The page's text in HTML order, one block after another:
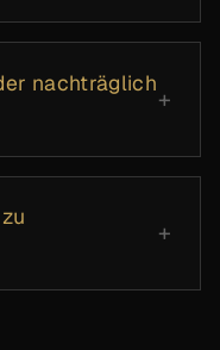
nachträglich